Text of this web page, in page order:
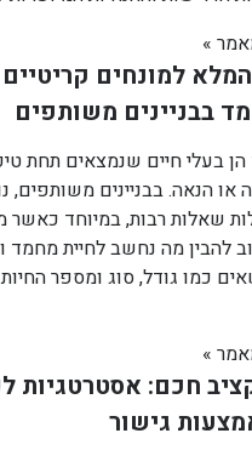
»
למונחים קריטיים
בבניינים משותפים
בעלי חיים שנמצאים תחת
הנאה. בבניינים משותפים,
שאלות רבות, במיוחד כאשר
להבין מה נחשב לחיית מחמד
כמו גודל, סוג ומספר החיות
»
חכם: אסטרטגיות
גישור